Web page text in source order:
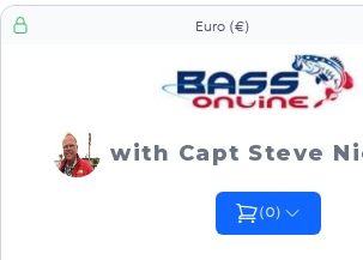
Currency selector
with Capt Steve
(0)